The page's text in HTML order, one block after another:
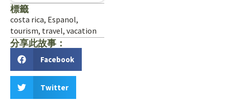
標籤
costa rica, Espanol,
tourism, travel, vacation
分享此故事：
Facebook
Twitter